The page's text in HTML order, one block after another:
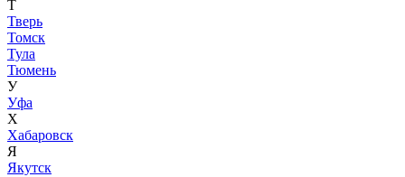
Т
Тверь
Томск
Тула
Тюмень
У
Уфа
Х
Хабаровск
Я
Якутск